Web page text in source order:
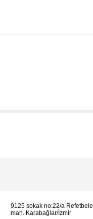
9125 sokak no:22/a Refetbele
mah. Karabağlar/İzmir